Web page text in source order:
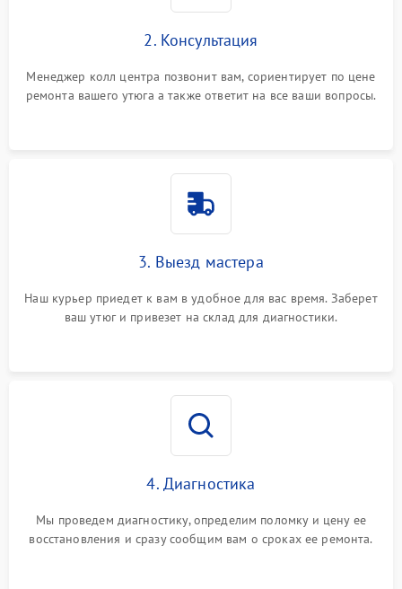
2. Консультация
Менеджер колл центра позвонит вам, сориентирует по цене
ремонта вашего утюга а также ответит на все ваши вопросы.
3. Выезд мастера
Наш курьер приедет к вам в удобное для вас время. Заберет
ваш утюг и привезет на склад для диагностики.
4. Диагностика
Мы проведем диагностику, определим поломку и цену ее
восстановления и сразу сообщим вам о сроках ее ремонта.